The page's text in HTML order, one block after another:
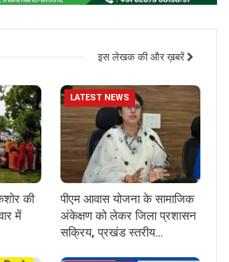
इस लेखक की और ख़बरें
की
में
LATEST NEWS
पीएम आवास योजना के सामाजिक
अंकेक्षण को लेकर जिला प्रशासन
सक्रिय, प्रखंड स्तरीय…